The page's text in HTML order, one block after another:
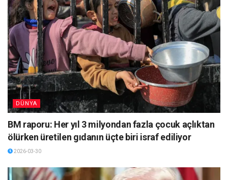
DÜNYA
BM raporu: Her yıl 3 milyondan fazla çocuk açlıktan
ölürken üretilen gıdanın üçte biri israf ediliyor
2026-03-30